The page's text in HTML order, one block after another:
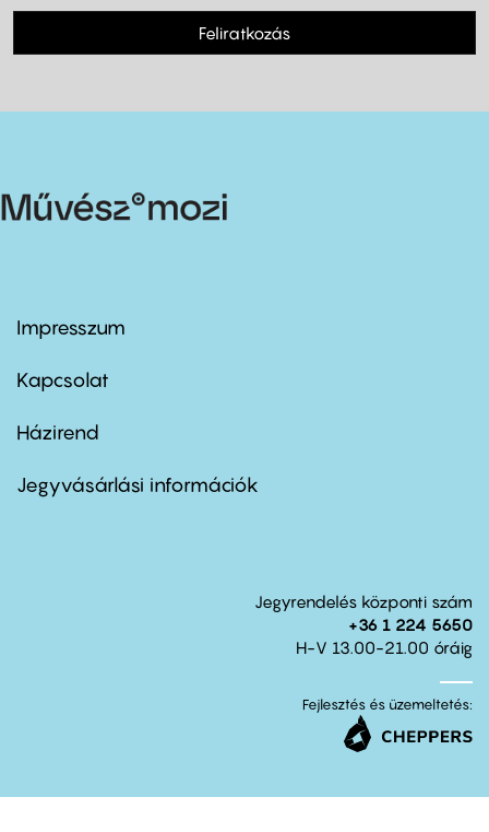
Feliratkozás
Footer
first
Impresszum
Kapcsolat
Footer
second
Házirend
Jegyvásárlási információk
Jegyrendelés központi szám
+36 1 224 5650
H-V 13.00-21.00 óráig
Fejlesztés és üzemeltetés: